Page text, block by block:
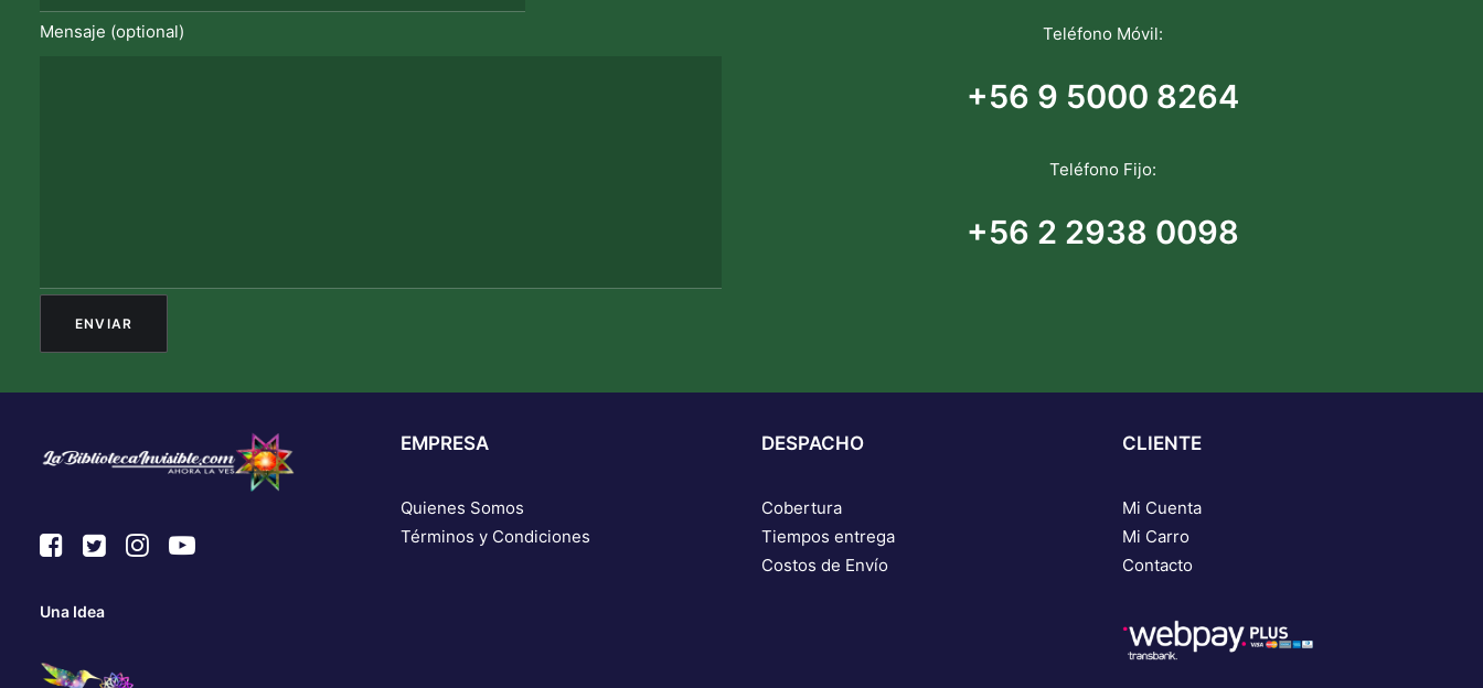
Mensaje (optional) Teléfono Móvil:
+56 9 5000 8264
Teléfono Fijo:
+56 2 2938 0098
Una Idea
EMPRESA
Quienes Somos
Términos y Condiciones
DESPACHO
Cobertura
Tiempos entrega
Costos de Envío
CLIENTE
Mi Cuenta
Mi Carro
Contacto